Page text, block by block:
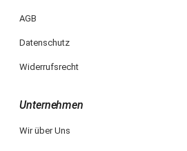
AGB
Datenschutz
Widerrufsrecht
Unternehmen
Wir über Uns